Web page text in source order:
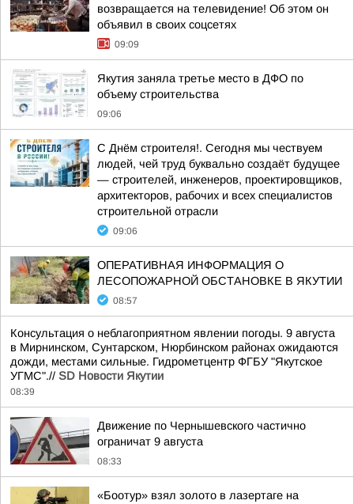
возвращается на телевидение! Об этом он
объявил в своих соцсетях
09:09
Якутия заняла третье место в ДФО по
объему строительства
09:06
С Днём строителя!. Сегодня мы чествуем
людей, чей труд буквально создаёт будущее
— строителей, инженеров, проектировщиков,
архитекторов, рабочих и всех специалистов
строительной отрасли
09:06
ОПЕРАТИВНАЯ ИНФОРМАЦИЯ О
ЛЕСОПОЖАРНОЙ ОБСТАНОВКЕ В ЯКУТИИ
08:57
Консультация о неблагоприятном явлении погоды. 9 августа
в Мирнинском, Сунтарском, Нюрбинском районах ожидаются
дожди, местами сильные. Гидрометцентр ФГБУ "Якутское
УГМС".// SD Новости Якутии
08:39
Движение по Чернышевского частично
ограничат 9 августа
08:33
«Боотур» взял золото в лазертаге на